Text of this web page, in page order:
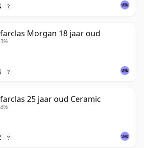
?
Morgan 18 jaar oud
?
25 jaar oud Ceramic
?